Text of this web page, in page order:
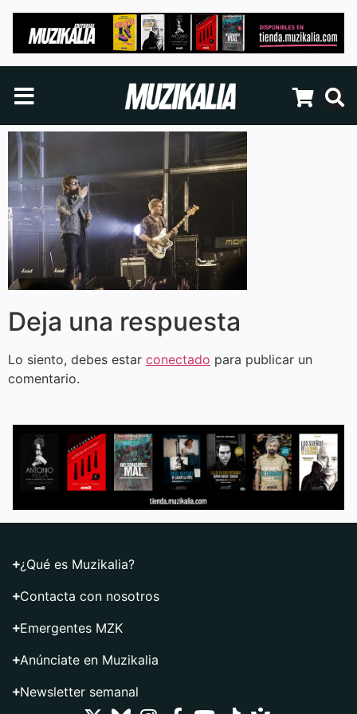
Deja una respuesta
Lo siento, debes estar conectado para publicar un
comentario.
¿Qué es Muzikalia?
Contacta con nosotros
Emergentes MZK
Anúnciate en Muzikalia
Newsletter semanal